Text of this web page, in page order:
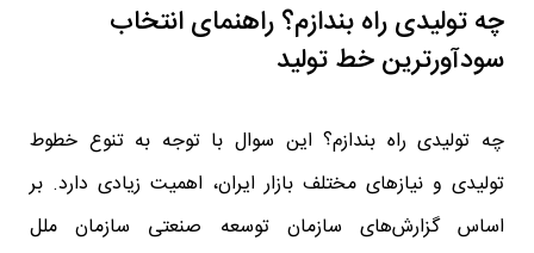
چه تولیدی راه بندازم؟ راهنمای انتخاب
سودآورترین خط تولید
چه تولیدی راه بندازم؟ این سوال با توجه به تنوع خطوط
تولیدی و نیازهای مختلف بازار ایران، اهمیت زیادی دارد. بر
اساس گزارش‌های سازمان توسعه صنعتی سازمان ملل